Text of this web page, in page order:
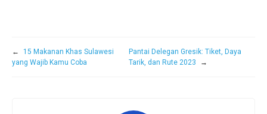
←
15 Makanan Khas Sulawesi
yang Wajib Kamu Coba
Pantai Delegan Gresik: Tiket, Daya
Tarik, dan Rute 2023
→